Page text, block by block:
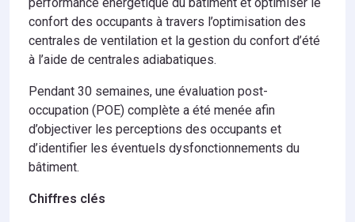
confort des occupants à travers l’optimisation des
centrales de ventilation et la gestion du confort d’été
à l’aide de centrales adiabatiques.
Pendant 30 semaines, une évaluation post-
occupation (POE) complète a été menée afin
d’objectiver les perceptions des occupants et
d’identifier les éventuels dysfonctionnements du
bâtiment.
Chiffres clés